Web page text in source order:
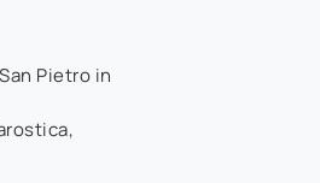
San Pietro in